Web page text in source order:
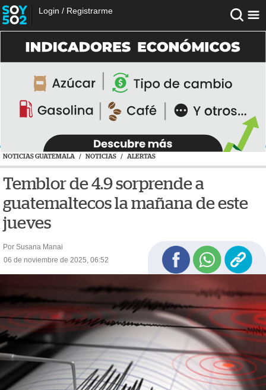
Login / Registrarme
NOTICIAS GUATEMALA / NOTICIAS / ALERTAS
Temblor de 4.9 sorprende a
guatemaltecos la mañana de este
jueves
Por Susana Manai
06 de noviembre de 2025, 06:52